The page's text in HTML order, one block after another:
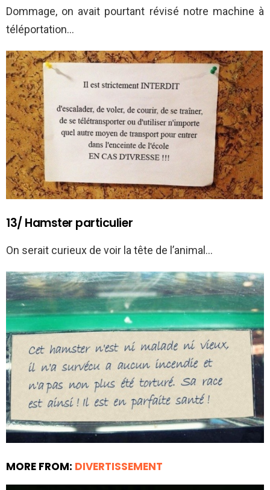
Dommage, on avait pourtant révisé notre machine à
téléportation…
13/ Hamster particulier
On serait curieux de voir la tête de l’animal…
MORE FROM: DIVERTISSEMENT